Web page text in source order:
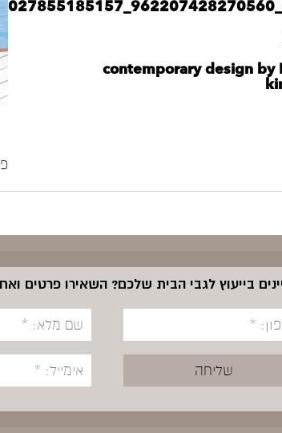
contemporary design by
בייעוץ לגבי הבית שלכם? השאירו פרטים